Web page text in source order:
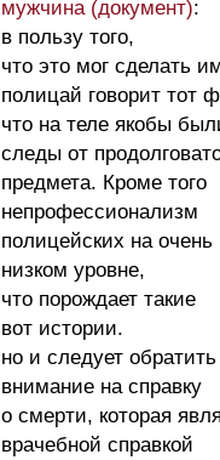
мужчина (документ):
в пользу того,
что это мог сделать
полицай говорит тот
что на теле якобы
следы от
предмета. Кроме того
непрофессионализм
полицейских на очень
низком уровне,
что порождает такие
вот истории.
но и следует обратить
внимание на справку
о смерти, которая
врачебной справкой